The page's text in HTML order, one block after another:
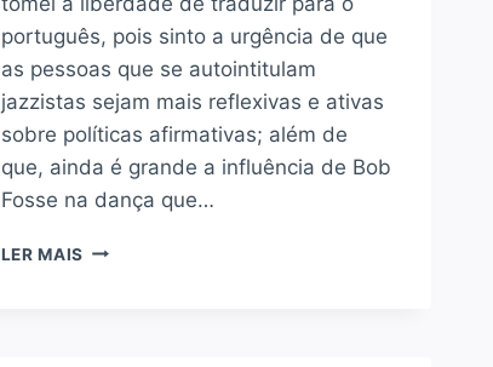
português, pois sinto a urgência de que
as pessoas que se autointitulam
jazzistas sejam mais reflexivas e ativas
sobre políticas afirmativas; além de
que, ainda é grande a influência de Bob
Fosse na dança que…
LER MAIS ENTENDENDO